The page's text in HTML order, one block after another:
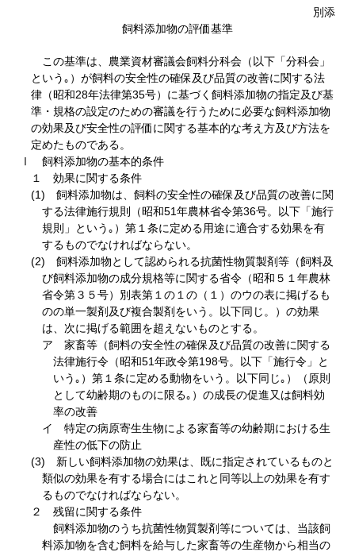
別添
飼料添加物の評価基準
この基準は、農業資材審議会飼料分科会（以下「分科会」
という｡）が飼料の安全性の確保及び品質の改善に関する法
律（昭和28年法律第35号）に基づく飼料添加物の指定及び基
準・規格の設定のための審議を行うために必要な飼料添加物
の効果及び安全性の評価に関する基本的な考え方及び方法を
定めたものである。
Ⅰ 飼料添加物の基本的条件
１ 効果に関する条件
(1) 飼料添加物は、飼料の安全性の確保及び品質の改善に関
する法律施行規則（昭和51年農林省令第36号。以下「施行
規則」という｡）第１条に定める用途に適合する効果を有
するものでなければならない。
(2) 飼料添加物として認められる抗菌性物質製剤等（飼料及
び飼料添加物の成分規格等に関する省令（昭和５１年農林
省令第３５号）別表第１の１の（１）のウの表に掲げるも
のの単一製剤及び複合製剤をいう。以下同じ。）の効果
は、次に掲げる範囲を超えないものとする。
ア 家畜等（飼料の安全性の確保及び品質の改善に関する
法律施行令（昭和51年政令第198号。以下「施行令」と
いう｡）第１条に定める動物をいう。以下同じ｡）（原則
として幼齢期のものに限る｡）の成長の促進又は飼料効
率の改善
イ 特定の病原寄生生物による家畜等の幼齢期における生
産性の低下の防止
(3) 新しい飼料添加物の効果は、既に指定されているものと
類似の効果を有する場合にはこれと同等以上の効果を有す
るものでなければならない。
２ 残留に関する条件
飼料添加物のうち抗菌性物質製剤等については、当該飼
料添加物を含む飼料を給与した家畜等の生産物から相当の